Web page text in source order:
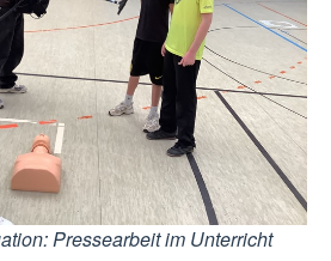
Pressearbeit im Unterricht